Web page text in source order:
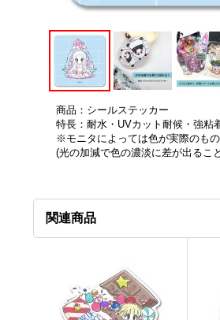
商品：シールステッカー
特長：耐水・UVカット耐候・強粘
※モニタによっては色が実際のも
(光の加減で色の濃淡に差が出るこ
関連商品